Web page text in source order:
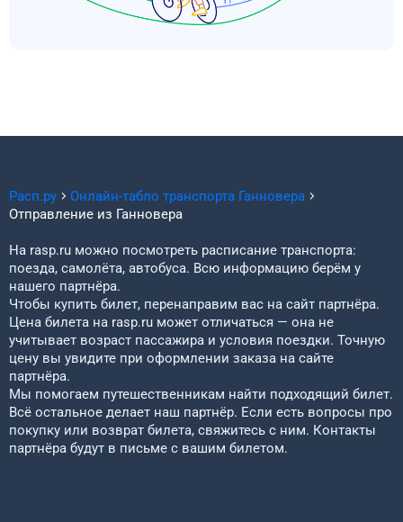
Расп.ру Онлайн-табло транспорта Ганновера
Отправление из Ганновера
На rasp.ru можно посмотреть расписание транспорта:
поезда, самолёта, автобуса. Всю информацию берём у
нашего партнёра.
Чтобы купить билет, перенаправим вас на сайт партнёра.
Цена билета на rasp.ru может отличаться — она не
учитывает возраст пассажира и условия поездки. Точную
цену вы увидите при оформлении заказа на сайте
партнёра.
Мы помогаем путешественникам найти подходящий билет.
Всё остальное делает наш партнёр. Если есть вопросы про
покупку или возврат билета, свяжитесь с ним. Контакты
партнёра будут в письме с вашим билетом.